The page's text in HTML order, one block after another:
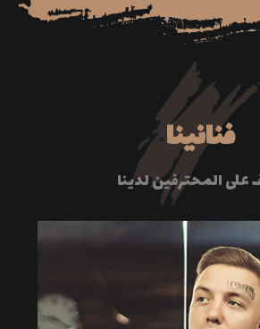
فنانينا
على المحترفين لدينا